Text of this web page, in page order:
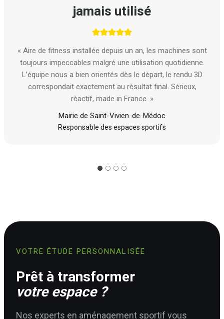
jamais utilisé
« Aire de fitness installée depuis un an, les machines sont
toujours impeccables malgré une utilisation quotidienne.
L’équipe nous a bien orientés dès le départ, le rendu 3D
correspondait exactement au résultat final. Sérieux,
réactif, made in France. »
Mairie de Saint-Vivien-de-Médoc
Responsable des espaces sportifs
VOTRE ÉTUDE PERSONNALISÉE
Prêt à transformer
votre espace ?
Nos experts en aménagement sportif vous